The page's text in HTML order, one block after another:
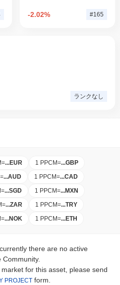
-2.02% #165
ランクなし
=...EUR 1 PPCM=...GBP
=...AUD 1 PPCM=...CAD
=...SGD 1 PPCM=...MXN
=...ZAR 1 PPCM=...TRY
=...NOK 1 PPCM=...ETH
there are no active
Community.
for this asset, please send
PROJECT form.